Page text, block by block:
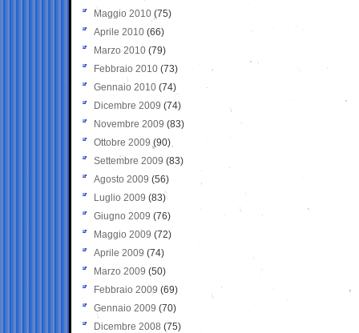
Maggio 2010 (75)
Aprile 2010 (66)
Marzo 2010 (79)
Febbraio 2010 (73)
Gennaio 2010 (74)
Dicembre 2009 (74)
Novembre 2009 (83)
Ottobre 2009 (90)
Settembre 2009 (83)
Agosto 2009 (56)
Luglio 2009 (83)
Giugno 2009 (76)
Maggio 2009 (72)
Aprile 2009 (74)
Marzo 2009 (50)
Febbraio 2009 (69)
Gennaio 2009 (70)
Dicembre 2008 (75)